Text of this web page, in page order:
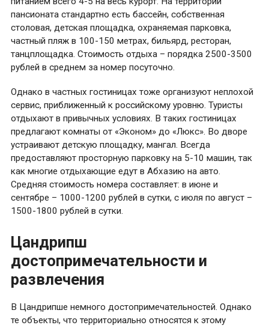
пансионата стандартно есть бассейн, собственная
столовая, детская площадка, охраняемая парковка,
частный пляж в 100-150 метрах, бильярд, ресторан,
танцплощадка. Стоимость отдыха – порядка 2500-3500
рублей в среднем за номер посуточно.
Однако в частных гостиницах тоже организуют неплохой
сервис, приближенный к российскому уровню. Туристы
отдыхают в привычных условиях. В таких гостиницах
предлагают комнаты от «Эконом» до «Люкс». Во дворе
устраивают детскую площадку, мангал. Всегда
предоставляют просторную парковку на 5-10 машин, так
как многие отдыхающие едут в Абхазию на авто.
Средняя стоимость номера составляет: в июне и
сентябре – 1000-1200 рублей в сутки, с июля по август –
1500-1800 рублей в сутки.
Цандрипш
достопримечательности и
развлечения
В Цандрипше немного достопримечательностей. Однако
те объекты, что территориально относятся к этому